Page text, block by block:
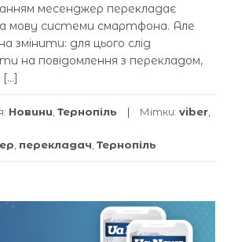
месенджер перекладає
мову системи смартфона. Але
змінити: для цього слід
на повідомлення з перекладом,
Новини Тернопіль Мітки: viber
перекладач Тернопіль